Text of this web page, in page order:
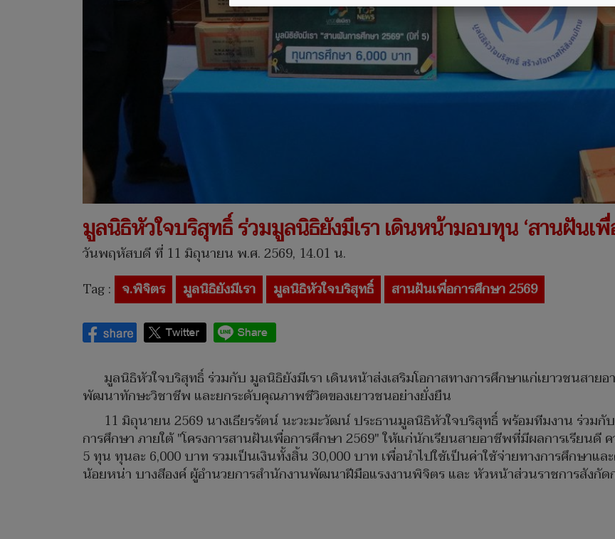
มูลนิธิหัวใจบริสุทธิ์ ร่วมมูลนิธิยังมีเรา เดินหน้ามอบทุน ‘สานฝันเ
วันพฤหัสบดี ที่ 11 มิถุนายน พ.ศ. 2569, 14.01 น.
Tag : จ.พิจิตร มูลนิธิยังมีเรา มูลนิธิหัวใจบริสุทธิ์ สานฝันเพื่อการศึกษา 2569
มูลนิธิหัวใจบริสุทธิ์ ร่วมกับ มูลนิธิยังมีเรา เดินหน้าส่งเสริมโอกาสทางการศึกษาแก่เยาวชนส
พัฒนาทักษะวิชาชีพ และยกระดับคุณภาพชีวิตของเยาวชนอย่างยั่งยืน
11 มิถุนายน 2569 นางเธียรรัตน์ นะวะมะวัฒน์ ประธานมูลนิธิหัวใจบริสุทธิ์ พร้อมทีมงาน ร่วม
การศึกษา ภายใต้ "โครงการสานฝันเพื่อการศึกษา 2569" ให้แก่นักเรียนสายอาชีพที่มีผลการเรียน
5 ทุน ทุนละ 6,000 บาท รวมเป็นเงินทั้งสิ้น 30,000 บาท เพื่อนำไปใช้เป็นค่าใช้จ่ายทางการศึกษา
น้อยหน่า บางสีองค์ ผู้อำนวยการสำนักงานพัฒนาฝีมือแรงงานพิจิตร และ หัวหน้าส่วนราชการสังกัด